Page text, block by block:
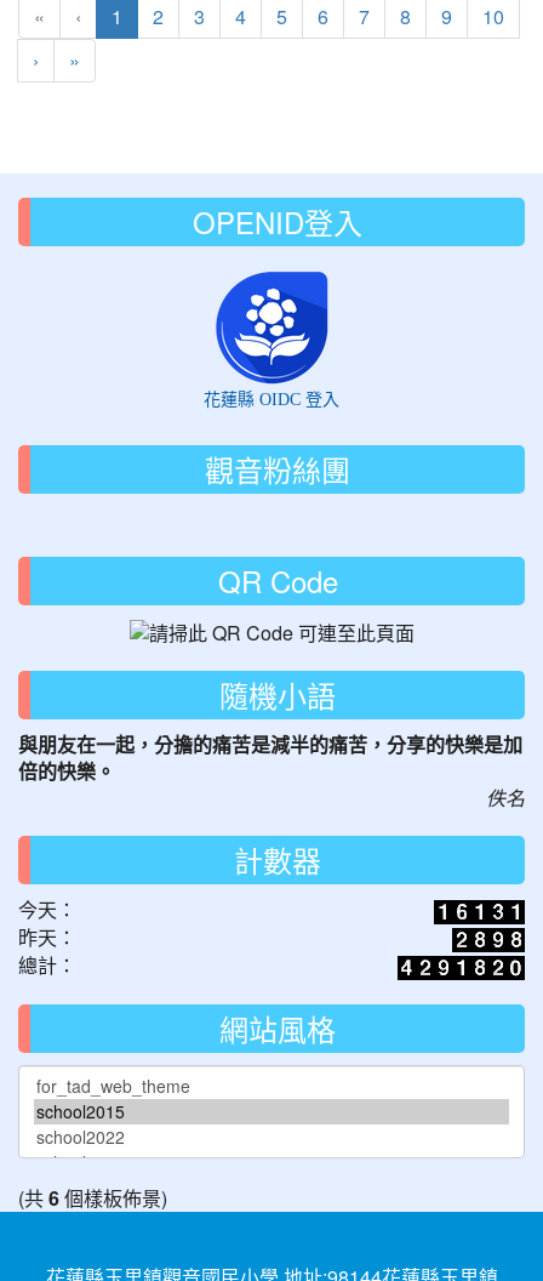
« ‹ 1 (目前頁次)
2 3 4 5 6 7 8 9
10
› 下一頁
»
OPENID登入
花蓮縣 OIDC 登入
觀音粉絲團
QR Code
隨機小語
與朋友在一起，分擔的痛苦是減半的痛苦，分享的快樂是加
倍的快樂。
佚名
計數器
今天：
昨天：
總計：
網站風格
(共6個樣板佈景)